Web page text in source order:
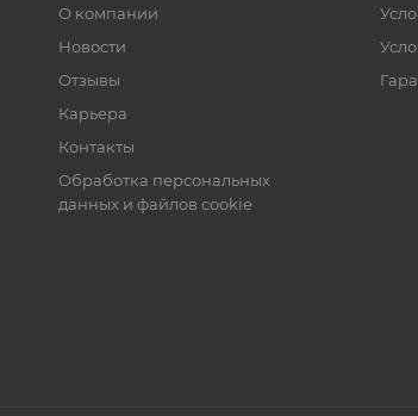
О компании
Новости
Отзывы
Карьера
Контакты
Обработка персональных
данных и файлов cookie